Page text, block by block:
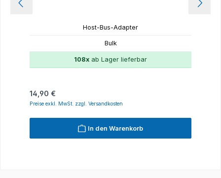
Host-Bus-Adapter
Bulk
108x ab Lager lieferbar
Regulärer Preis:
14,90 €
Preise exkl. MwSt. zzgl. Versandkosten
In den Warenkorb